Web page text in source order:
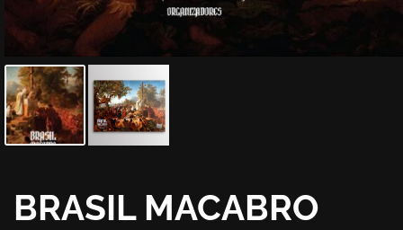
BRASIL MACABRO